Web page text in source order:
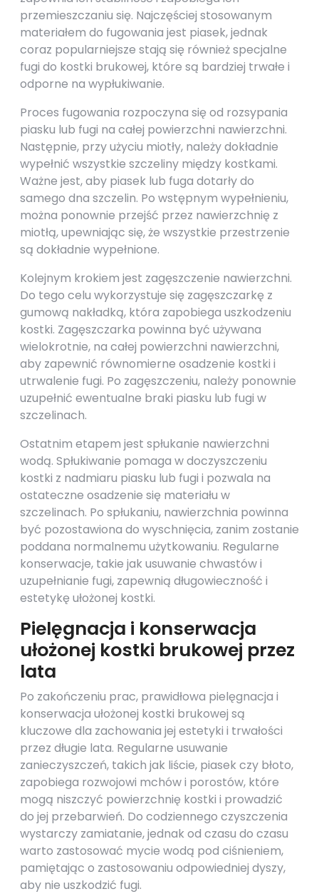
przemieszczaniu się. Najczęściej stosowanym
materiałem do fugowania jest piasek, jednak
coraz popularniejsze stają się również specjalne
fugi do kostki brukowej, które są bardziej trwałe i
odporne na wypłukiwanie.
Proces fugowania rozpoczyna się od rozsypania
piasku lub fugi na całej powierzchni nawierzchni.
Następnie, przy użyciu miotły, należy dokładnie
wypełnić wszystkie szczeliny między kostkami.
Ważne jest, aby piasek lub fuga dotarły do
samego dna szczelin. Po wstępnym wypełnieniu,
można ponownie przejść przez nawierzchnię z
miotłą, upewniając się, że wszystkie przestrzenie
są dokładnie wypełnione.
Kolejnym krokiem jest zagęszczenie nawierzchni.
Do tego celu wykorzystuje się zagęszczarkę z
gumową nakładką, która zapobiega uszkodzeniu
kostki. Zagęszczarka powinna być używana
wielokrotnie, na całej powierzchni nawierzchni,
aby zapewnić równomierne osadzenie kostki i
utrwalenie fugi. Po zagęszczeniu, należy ponownie
uzupełnić ewentualne braki piasku lub fugi w
szczelinach.
Ostatnim etapem jest spłukanie nawierzchni
wodą. Spłukiwanie pomaga w doczyszczeniu
kostki z nadmiaru piasku lub fugi i pozwala na
ostateczne osadzenie się materiału w
szczelinach. Po spłukaniu, nawierzchnia powinna
być pozostawiona do wyschnięcia, zanim zostanie
poddana normalnemu użytkowaniu. Regularne
konserwacje, takie jak usuwanie chwastów i
uzupełnianie fugi, zapewnią długowieczność i
estetykę ułożonej kostki.
Pielęgnacja i konserwacja
ułożonej kostki brukowej przez
lata
Po zakończeniu prac, prawidłowa pielęgnacja i
konserwacja ułożonej kostki brukowej są
kluczowe dla zachowania jej estetyki i trwałości
przez długie lata. Regularne usuwanie
zanieczyszczeń, takich jak liście, piasek czy błoto,
zapobiega rozwojowi mchów i porostów, które
mogą niszczyć powierzchnię kostki i prowadzić
do jej przebarwień. Do codziennego czyszczenia
wystarczy zamiatanie, jednak od czasu do czasu
warto zastosować mycie wodą pod ciśnieniem,
pamiętając o zastosowaniu odpowiedniej dyszy,
aby nie uszkodzić fugi.